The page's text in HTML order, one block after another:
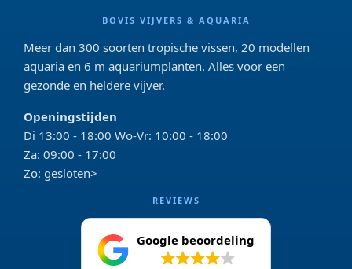
BOVIS VIJVERS & AQUARIA
Meer dan 300 soorten tropische vissen, 20 modellen
aquaria en 6 m aquariumplanten. Alles voor een
gezonde en heldere vijver.
Openingstijden
Di 13:00 - 18:00 Wo-Vr: 10:00 - 18:00
Za: 09:00 - 17:00
Zo: gesloten>
REVIEWS
Google beoordeling